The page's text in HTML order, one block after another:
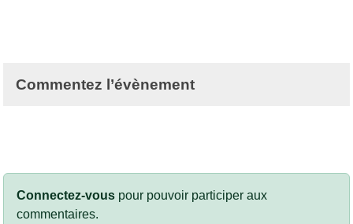
Commentez l’évènement
Connectez-vous pour pouvoir participer aux
commentaires.